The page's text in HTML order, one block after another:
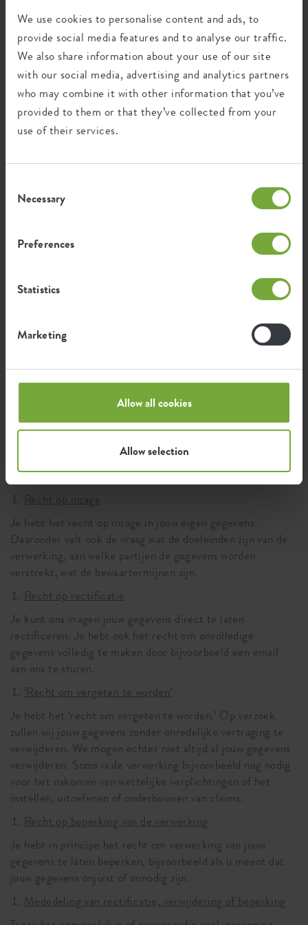
We use cookies to personalise content and ads, to
provide social media features and to analyse our traffic.
We also share information about your use of our site
with our social media, advertising and analytics partners
who may combine it with other information that you’ve
provided to them or that they’ve collected from your
use of their services.
Selection
Necessary
Preferences
Statistics
Marketing
Allow all cookies
Allow selection
worden verwijderd zodra ze niet meer nodig zijn. Wij blijven
verantwoordelijk voor deze verwerkingen.
Het op bovenstaande wijze en gronden inschakelen van
derden doen wij bij de volgende categorieën van
verwerkingen:
het verwerken en uitvoeren van opdrachten
het verzenden van nieuwsbrieven of mailings
administratie
het voeren van een bezoekersregistratie
de monitoring van websitebezoek
Wij gebruiken op onze website cookies. Dat is een klein
wordt opgeslagen in de browser van jouw computer, tablet
of smartphone. Wil je meer weten over cookies die wij
gebruiken? Lees dan hier onscookiebeleid
Wat zijn jouw rechten?
Hier leggen we uit wat jouw rechten zijn met betrekking
tot de verwerking van jouw gegevens.
Recht op inzage
Je hebt het recht op inzage in jouw eigen gegevens.
Daaronder valt ook de vraag wat de doeleinden zijn van de
verwerking, aan welke partijen de gegevens worden
verstrekt, wat de bewaartermijnen zijn.
Recht op rectificatie
Je kunt ons vragen jouw gegevens direct te laten
rectificeren. Je hebt ook het recht om onvolledige
gegevens volledig te maken door bijvoorbeeld een email
aan ons te sturen.
‘Recht om vergeten te worden’
Je hebt het ‘recht om vergeten te worden.’ Op verzoek
zullen wij jouw gegevens zonder onredelijke vertraging te
verwijderen. We mogen echter niet altijd al jouw gegevens
verwijderen. Soms is de verwerking bijvoorbeeld nog nodig
voor het nakomen van wettelijke verplichtingen of het
instellen, uitoefenen of onderbouwen van claims.
Recht op beperking van de verwerking
Je hebt in principe het recht om verwerking van jouw
gegevens te laten beperken, bijvoorbeeld als u meent dat
jouw gegevens onjuist of onnodig zijn.
Mededeling van rectificatie, verwijdering of beperking